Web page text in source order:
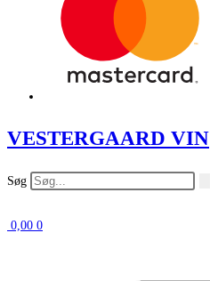
VESTERGAARD VIN
Søg
0,00 0